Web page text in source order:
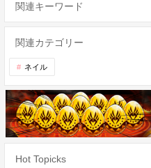
関連キーワード
関連カテゴリー
ネイル
Hot Topicks